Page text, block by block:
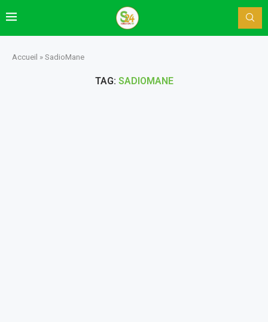
Accueil » SadioMane
TAG: SADIOMANE